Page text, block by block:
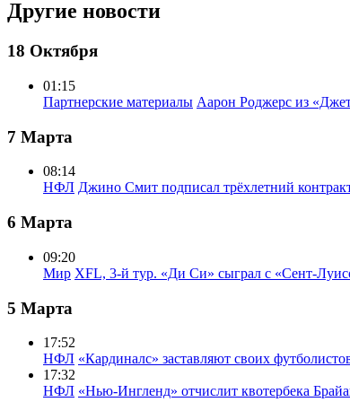
Другие новости
18 Октября
01:15
Партнерские материалы Аарон Роджерс из
7 Марта
08:14
НФЛ Джино Смит подписал трёхлетний
6 Марта
09:20
Мир XFL, 3-й тур. «Ди Си» сыграл с «Сент-
5 Марта
17:52
НФЛ «Кардиналс» заставляют своих
17:32
НФЛ «Нью-Ингленд» отчислит квотербека